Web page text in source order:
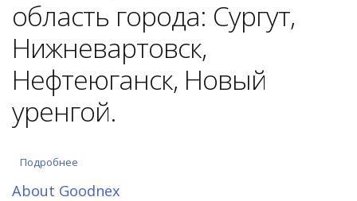
область города: Сургут,
Нижневартовск,
Нефтеюганск, Новый
уренгой.
Подробнее
About Goodnex